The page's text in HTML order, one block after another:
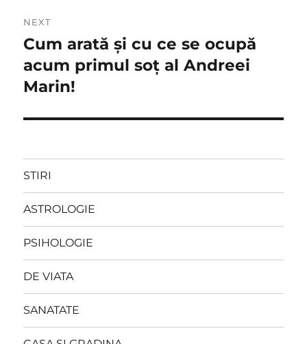
NEXT
Next
post:
Cum arată și cu ce se ocupă
acum primul soț al Andreei
Marin!
STIRI
ASTROLOGIE
PSIHOLOGIE
DE VIATA
SANATATE